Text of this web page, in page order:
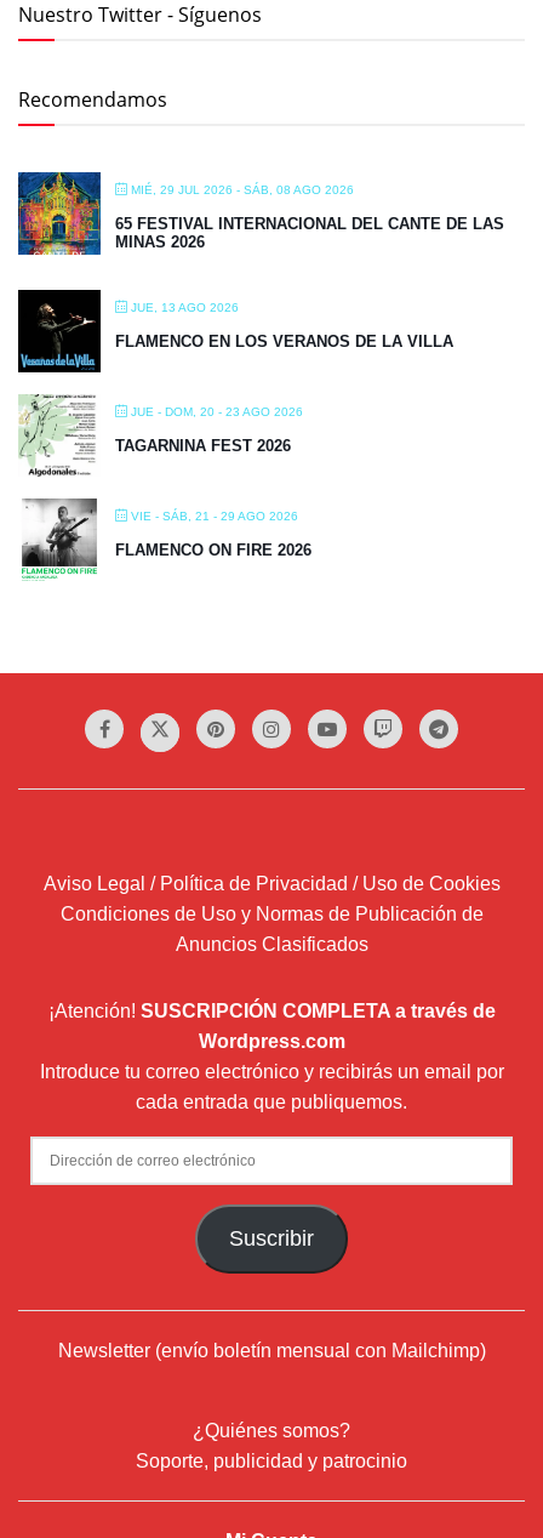
Nuestro Twitter - Síguenos
Recomendamos
MIÉ, 29 JUL 2026 - SÁB, 08 AGO 2026
65 FESTIVAL INTERNACIONAL DEL CANTE DE LAS
MINAS 2026
JUE, 13 AGO 2026
FLAMENCO EN LOS VERANOS DE LA VILLA
JUE - DOM, 20 - 23 AGO 2026
TAGARNINA FEST 2026
VIE - SÁB, 21 - 29 AGO 2026
FLAMENCO ON FIRE 2026
Aviso Legal / Política de Privacidad / Uso de Cookies
Condiciones de Uso y Normas de Publicación de
Anuncios Clasificados
¡Atención! SUSCRIPCIÓN COMPLETA a través de
Wordpress.com
Introduce tu correo electrónico y recibirás un email por
cada entrada que publiquemos.
Dirección
de
Suscribir
Newsletter (envío boletín mensual con Mailchimp)
¿Quiénes somos?
Soporte, publicidad y patrocinio